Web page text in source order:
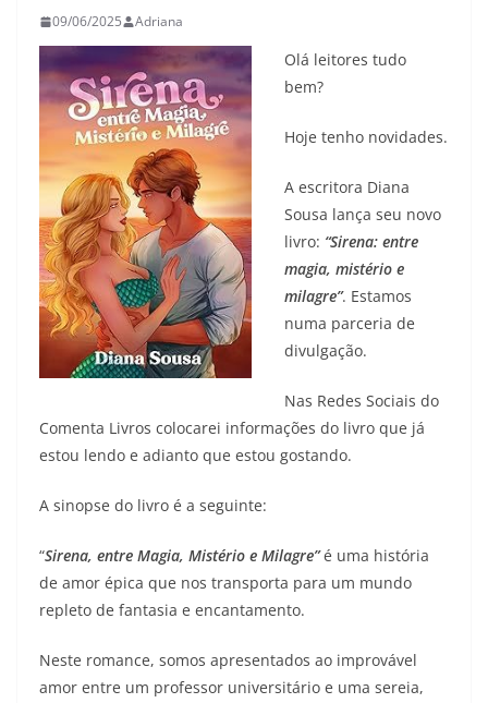
09/06/2025 Adriana
Olá leitores tudo
bem?
Hoje tenho novidades.
A escritora Diana
Sousa lança seu novo
livro: “Sirena: entre
magia, mistério e
milagre”. Estamos
numa parceria de
divulgação.
Nas Redes Sociais do
Comenta Livros colocarei informações do livro que já
estou lendo e adianto que estou gostando.
A sinopse do livro é a seguinte:
“Sirena, entre Magia, Mistério e Milagre”é uma história
de amor épica que nos transporta para um mundo
repleto de fantasia e encantamento.
Neste romance, somos apresentados ao improvável
amor entre um professor universitário e uma sereia,